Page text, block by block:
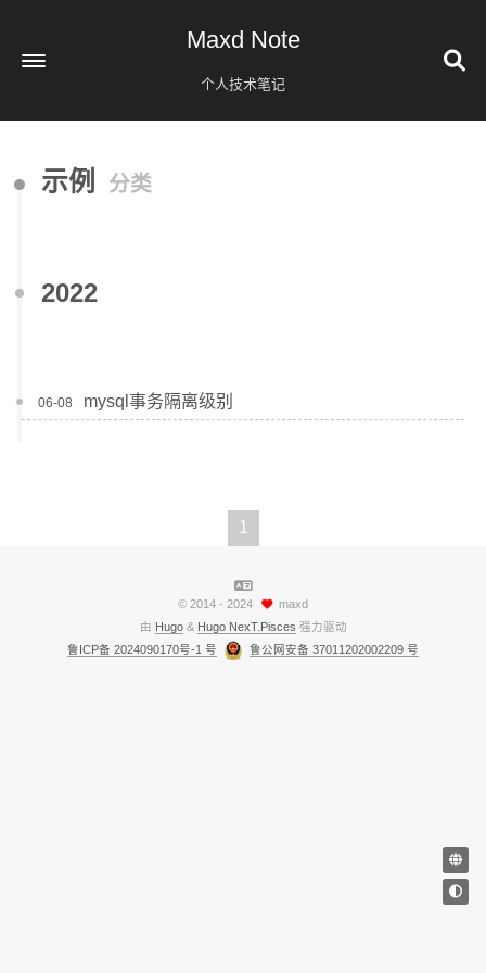
Maxd Note
个人技术笔记
标签
示例 分类
2022
06-08 mysql事务隔离级别
1
© 2014 - 2024
maxd
由 Hugo& Hugo NexT.Pisces 强力驱动
鲁ICP备 2024090170号-1 号
鲁公网安备 37011202002209 号